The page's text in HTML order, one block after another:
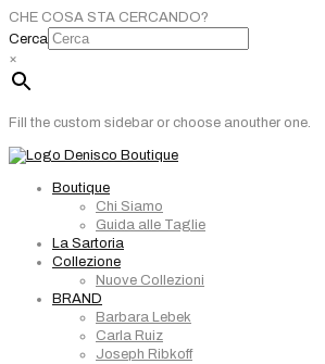
CHE COSA STA CERCANDO?
Cerca
×
Fill the custom sidebar or choose anouther one.
Boutique
Chi Siamo
Guida alle Taglie
La Sartoria
Collezione
Nuove Collezioni
BRAND
Barbara Lebek
Carla Ruiz
Joseph Ribkoff